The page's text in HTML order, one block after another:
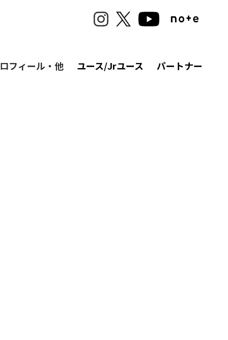
フィール・他 ユース/Jrユース パートナー